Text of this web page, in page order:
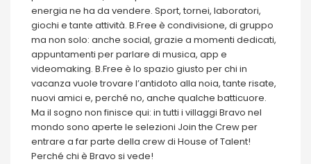
energia ne ha da vendere. Sport, tornei, laboratori,
giochi e tante attività. B.Free è condivisione, di gruppo
ma non solo: anche social, grazie a momenti dedicati,
appuntamenti per parlare di musica, app e
videomaking. B.Free è lo spazio giusto per chi in
vacanza vuole trovare l’antidoto alla noia, tante risate,
nuovi amici e, perché no, anche qualche batticuore.
Ma il sogno non finisce qui: in tutti i villaggi Bravo nel
mondo sono aperte le selezioni Join the Crew per
entrare a far parte della crew di House of Talent!
Perché chi è Bravo si vede!